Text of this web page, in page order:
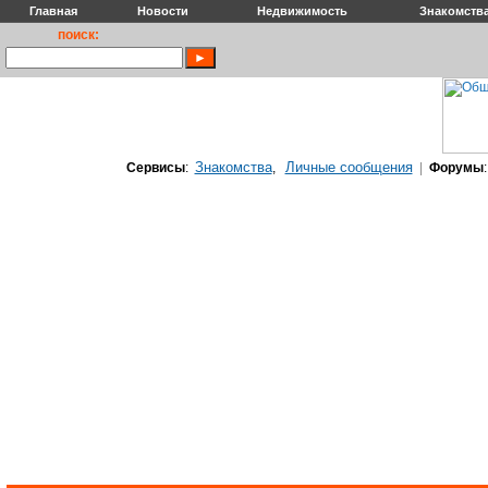
Главная Новости Недвижимость
поиск:
Сервисы: Знакомства, Личные сообщения| Форумы